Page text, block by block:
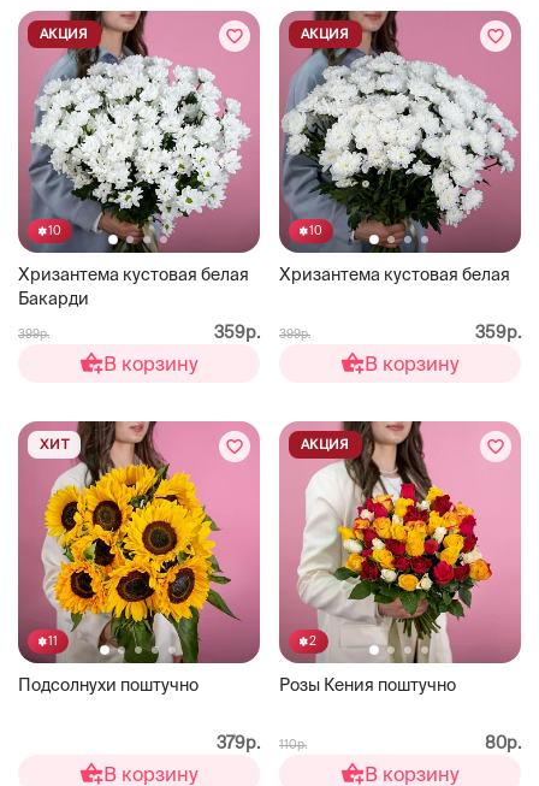
10
Хризантема кустовая белая
Бакарди
АКЦИЯ
399р. 359р.
В корзину
10
Хризантема кустовая белая
АКЦИЯ
399р. 359р.
В корзину
11
Подсолнухи поштучно
ХИТ
379р.
В корзину
2
Розы Кения поштучно
АКЦИЯ
110р. 80р.
В корзину